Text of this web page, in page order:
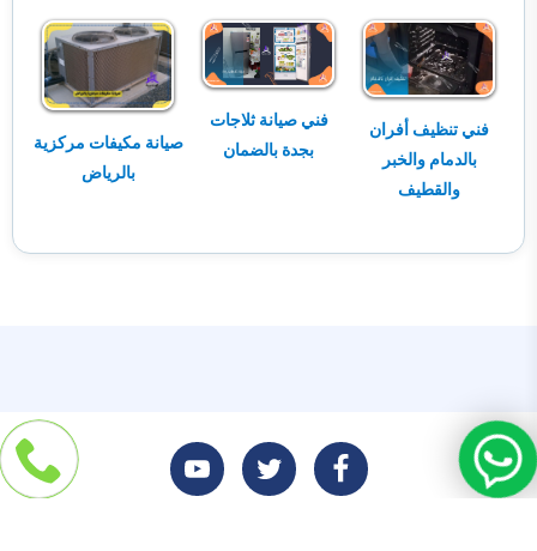
فني تنظيف أفران
بالدمام والخبر
والقطيف
فني صيانة ثلاجات
بجدة بالضمان
صيانة مكيفات مركزية
بالرياض
تابعنا تابعنا تابعنا